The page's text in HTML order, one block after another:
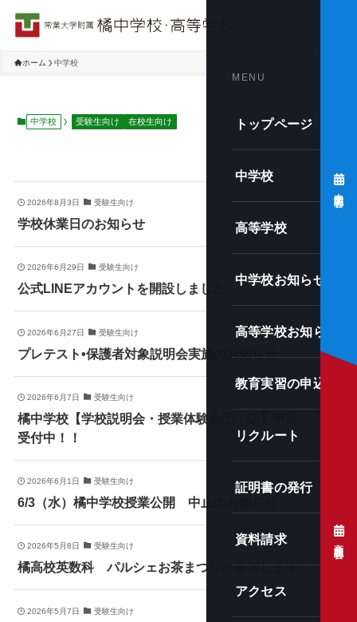
MENU
トップページ
中学校
高等学校
中学校お知らせ一覧
高等学校お知らせ一
教育実習の申込み
リクルート
証明書の発行（卒業
資料請求
アクセス
ホーム 中学校
中学校 受験生向け 在校生向け
2026年8月3日 受験生向け
学校休業日のお知らせ
2026年6月29日 受験生向け
公式LINEアカウントを開設しました
2026年6月27日 受験生向け
プレテスト•保護者対象説明会実施のお知らせ
2026年6月7日 受験生向け
橘中学校【学校説明会・授業体験会①・②】申込
受付中！！
2026年6月1日 受験生向け
6/3（水）橘中学校授業公開 中止のお知らせ
2026年5月8日 受験生向け
橘高校英数科 パルシェお茶まつりへ参加します
2026年5月7日 受験生向け